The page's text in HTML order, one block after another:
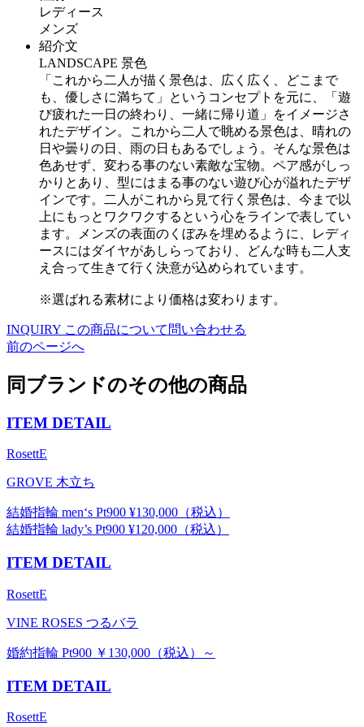
レディース
メンズ
紹介文
LANDSCAPE 景色
「これから二人が描く景色は、広く広く、どこまで
も、優しさに満ちて」というコンセプトを元に、「遊
び疲れた一日の終わり、一緒に帰り道」をイメージさ
れたデザイン。これから二人で眺める景色は、晴れの
日や曇りの日、雨の日もあるでしょう。そんな景色は
色あせず、変わる事のない素敵な宝物。ペア感がしっ
かりとあり、型にはまる事のない遊び心が溢れたデザ
インです。二人がこれから見て行く景色は、今まで以
上にもっとワクワクするという心をラインで表してい
ます。メンズの表面のくぼみを埋めるように、レディ
ースにはダイヤがあしらっており、どんな時も二人支
え合って生きて行く決意が込められています。
※選ばれる素材により価格は変わります。
INQUIRY この商品について問い合わせる
前のページへ
同ブランドのその他の商品
ITEM DETAIL
RosettE
GROVE 木立ち
結婚指輪 men‘s Pt900 ¥130,000（税込）
結婚指輪 lady’s Pt900 ¥120,000（税込）
ITEM DETAIL
RosettE
VINE ROSES つるバラ
婚約指輪 Pt900 ￥130,000（税込）～
ITEM DETAIL
RosettE